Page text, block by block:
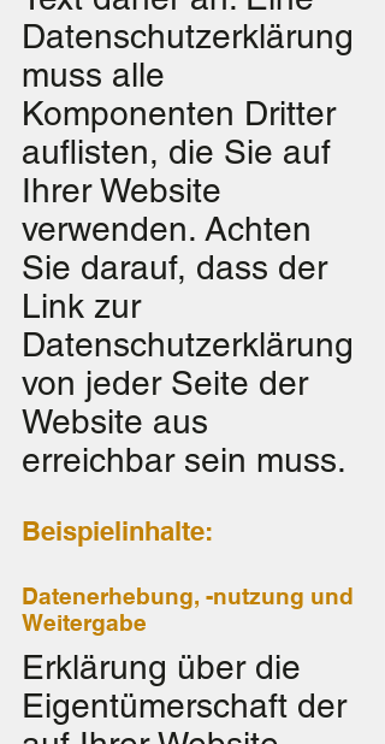
Datenschutzerklärung
muss alle
Komponenten Dritter
auflisten, die Sie auf
Ihrer Website
verwenden. Achten
Sie darauf, dass der
Link zur
Datenschutzerklärung
von jeder Seite der
Website aus
erreichbar sein muss.
Beispielinhalte:
Datenerhebung, -nutzung und
Weitergabe
Erklärung über die
Eigentümerschaft der